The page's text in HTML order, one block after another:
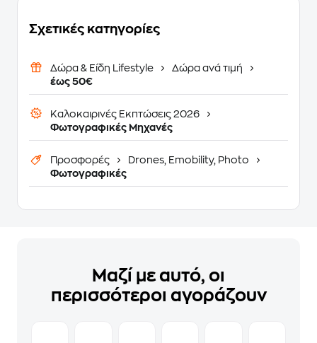
Σχετικές κατηγορίες
Δώρα & Είδη Lifestyle
Δώρα ανά τιμή
έως 50€
Καλοκαιρινές Εκπτώσεις 2026
Φωτογραφικές Μηχανές
Προσφορές
Drones, Emobility, Photo
Φωτογραφικές
Μαζί με αυτό, οι
περισσότεροι αγοράζουν